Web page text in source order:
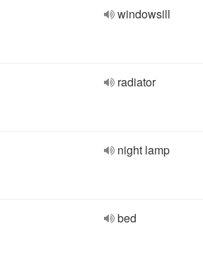
windowsill
radiator
night lamp
bed